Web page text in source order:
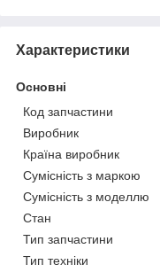
Характеристики
Основні
Код запчастини
Виробник
Країна виробник
Сумісність з маркою
Сумісність з моделлю
Стан
Тип запчастини
Тип техніки